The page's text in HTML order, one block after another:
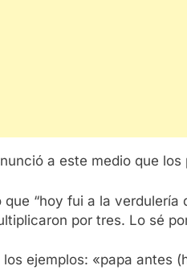
a este medio que
que “hoy fui a la
por tres. Lo sé
los ejemplos: «papa antes